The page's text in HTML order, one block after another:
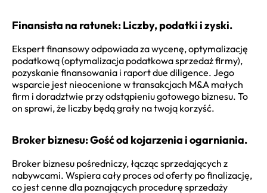
Finansista na ratunek: Liczby, podatki i zyski.
Ekspert finansowy odpowiada za wycenę, optymalizację
podatkową (optymalizacja podatkowa sprzedaż firmy),
pozyskanie finansowania i raport due diligence. Jego
wsparcie jest nieocenione w transakcjach M&A małych
firm i doradztwie przy odstąpieniu gotowego biznesu. To
on sprawi, że liczby będą grały na twoją korzyść.
Broker biznesu: Gość od kojarzenia i ogarniania.
Broker biznesu pośredniczy, łącząc sprzedających z
nabywcami. Wspiera cały proces od oferty po finalizację,
co jest cenne dla poznających procedurę sprzedaży